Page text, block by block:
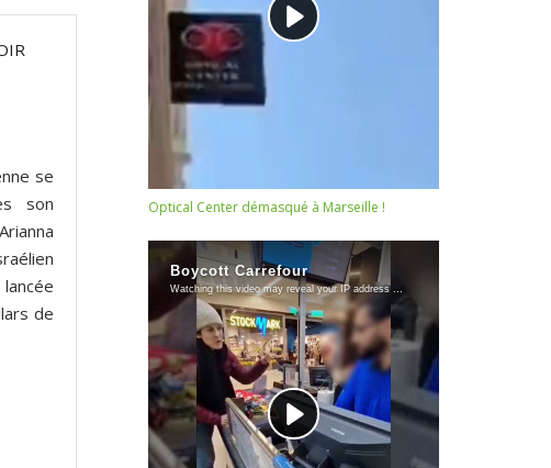
se
son
de
Optical Center démasqué à Marseille !